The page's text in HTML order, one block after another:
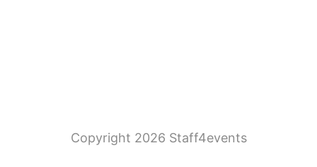
Copyright 2026 Staff4events